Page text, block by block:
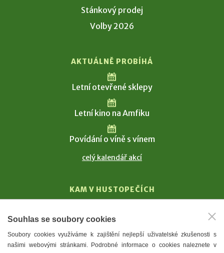
Stánkový prodej
Volby 2026
AKTUÁLNĚ PROBÍHÁ
Letní otevřené sklepy
Letní kino na Amfiku
Povídání o víně s vínem
celý kalendář akcí
KAM V HUSTOPEČÍCH
T. G. Masaryk
Mandloně
Souhlas se soubory cookies
Soubory cookies využíváme k zajištění nejlepší uživatelské zkušenosti s
našimi webovými stránkami. Podrobné informace o cookies naleznete v